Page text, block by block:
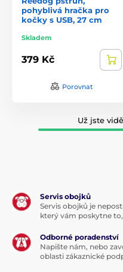
pohyblivá hračka pro
kočky s USB, 27 cm
Skladem
379 Kč
Porovnat
Už jste
Servis obojků
Servis obojků je
který vám poskytne
Odborné poradenství
Napište nám, nebo
oblasti zákaznické